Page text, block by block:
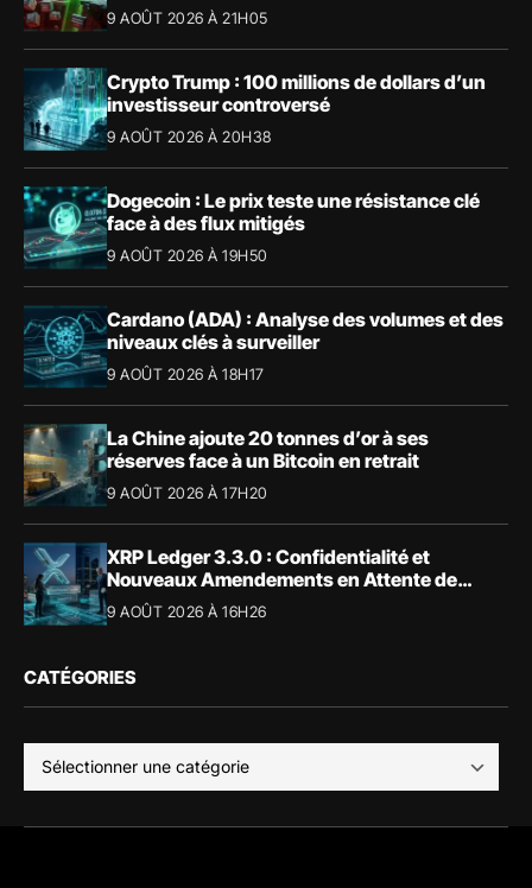
9 AOÛT 2026 À 21H05
Crypto Trump : 100 millions de dollars d’un
investisseur controversé
9 AOÛT 2026 À 20H38
Dogecoin : Le prix teste une résistance clé
face à des flux mitigés
9 AOÛT 2026 À 19H50
Cardano (ADA) : Analyse des volumes et des
niveaux clés à surveiller
9 AOÛT 2026 À 18H17
La Chine ajoute 20 tonnes d’or à ses
réserves face à un Bitcoin en retrait
9 AOÛT 2026 À 17H20
XRP Ledger 3.3.0 : Confidentialité et
Nouveaux Amendements en Attente de
Validation
9 AOÛT 2026 À 16H26
CATÉGORIES